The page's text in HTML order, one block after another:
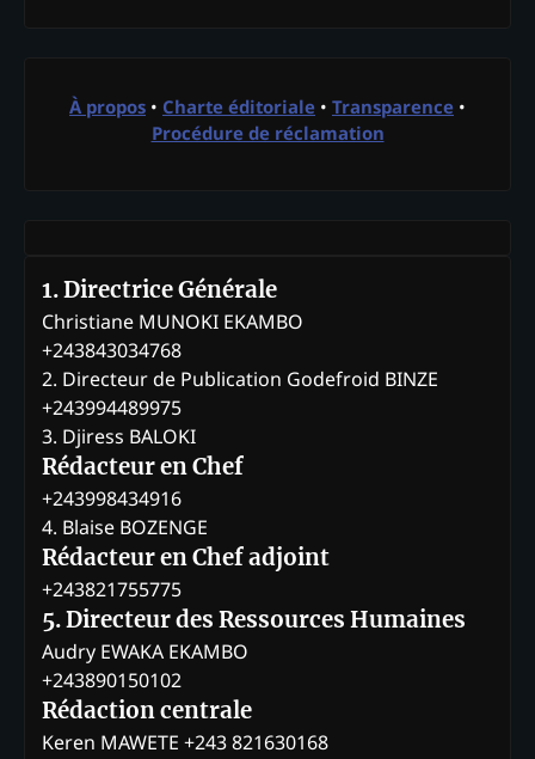
À propos • Charte éditoriale • Transparence •
Procédure de réclamation
1. Directrice Générale
Christiane MUNOKI EKAMBO
+243843034768
2. Directeur de Publication Godefroid BINZE
+243994489975
3. Djiress BALOKI
Rédacteur en Chef
+243998434916
4. Blaise BOZENGE
Rédacteur en Chef adjoint
+243821755775
5. Directeur des Ressources Humaines
Audry EWAKA EKAMBO
+243890150102
Rédaction centrale
Keren MAWETE +243 821630168